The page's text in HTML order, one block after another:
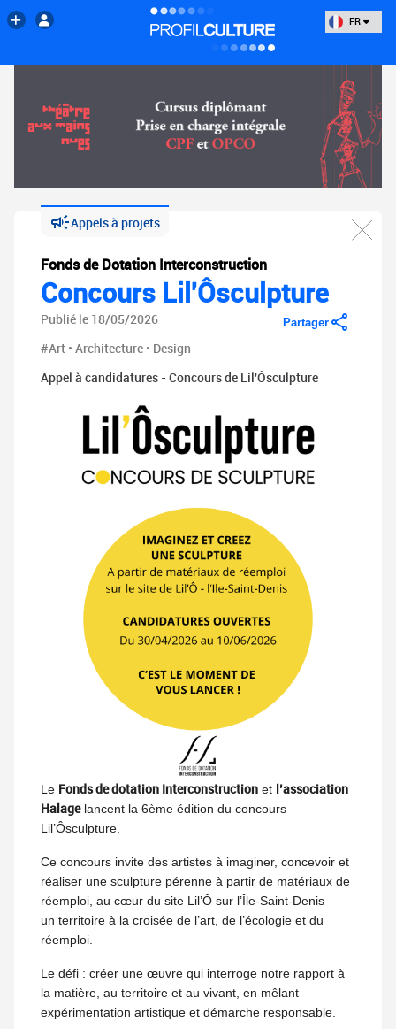
FR
Appels à projets
Fonds de Dotation Interconstruction
Concours Lil'Ôsculpture
Publié le 18/05/2026
#Art • Architecture • Design
Partager
Appel à candidatures - Concours de Lil'Ôsculpture
Le Fonds de dotation Interconstruction et l’association
Halagelancent la 6ème édition du concours
Lil’Ôsculpture.
Ce concours invite des artistes à imaginer, concevoir et
réaliser une sculpture pérenne à partir de matériaux de
réemploi, au cœur du site Lil’Ô sur l’Île-Saint-Denis —
un territoire à la croisée de l’art, de l’écologie et du
réemploi.
Le défi : créer une œuvre qui interroge notre rapport à
la matière, au territoire et au vivant, en mêlant
expérimentation artistique et démarche responsable.